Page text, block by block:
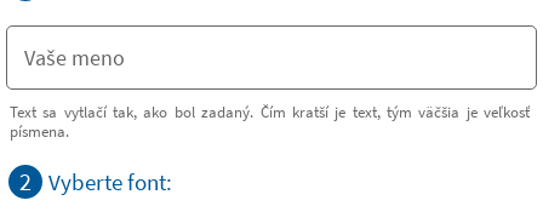
Text sa vytlačí tak, ako bol zadaný. Čím kratší je text, tým väčšia je veľkosť
písmena.
2 Vyberte font: